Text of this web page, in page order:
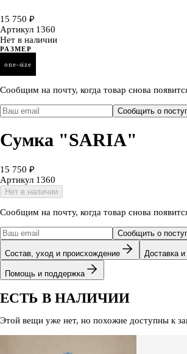
15 750 ₽
Артикул 1360
Нет в наличии
РАЗМЕР
one-size
Сообщим на почту, когда товар снова
Сообщить о
Сумка "SARIA"
15 750 ₽
Артикул 1360
Нет в наличии
Сообщим на почту, когда товар снова
Сообщить о
Состав, уход и происхождение Доставка и
Помощь и поддержка
ЕСТЬ В НАЛИЧИИ
Этой вещи уже нет, но похожие доступны к